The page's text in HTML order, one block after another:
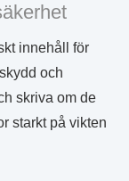
innehåll för
och
skriva om de
starkt på vikten